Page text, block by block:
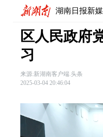
湖南日报新
区人民政府
习
来源:新湖南客户端.头条
2025-03-04 20:46:04